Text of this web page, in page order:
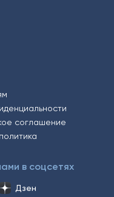
соглашение
в соцсетях
Дзен